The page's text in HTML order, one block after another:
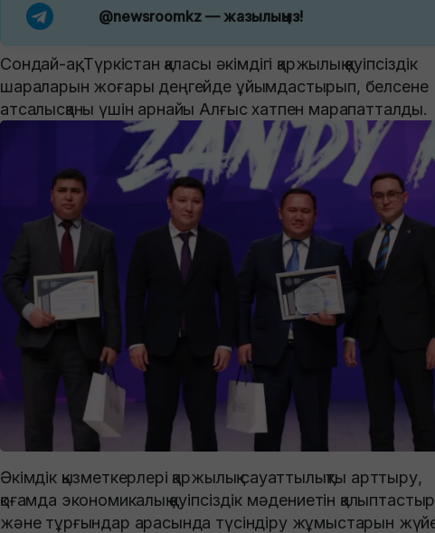
@newsroomkz— жазылыңыз!
Сондай-ақ, Түркістан қаласы әкімдігі қаржылық қауіпсіздік
шараларын жоғары деңгейде ұйымдастырып, белсене
атсалысқаны үшін арнайы Алғыс хатпен марапатталды.
Әкімдік қызметкерлері қаржылық сауаттылықты арттыру,
қоғамда экономикалық қауіпсіздік мәдениетін
және тұрғындар арасында түсіндіру жұмыстарын